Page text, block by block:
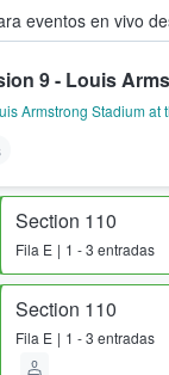
eventos en vivo
de
9 - Louis
Armstrong Stadium at
Section 110
Fila E 1 - 3 entradas
Section 110
Fila E 1 - 3 entradas